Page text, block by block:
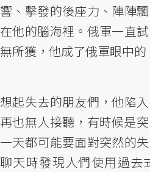
響、擊發的後座力、陣陣
在他的腦海裡。俄軍一直
無所獲，他成了俄軍眼中的
想起失去的朋友們，他陷
再也無人接聽，有時候是
一天都可能要面對突然的
聊天時發現人們使用過去